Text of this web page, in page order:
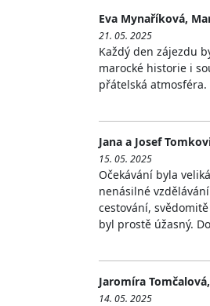
Eva Mynaříková,
21. 05. 2025
Každý den zájezdu
marocké historie i
přátelská
Jana a Josef
15. 05. 2025
Očekávání byla
nenásilné
cestování,
byl prostě úžasný.
Jaromíra
14. 05. 2025